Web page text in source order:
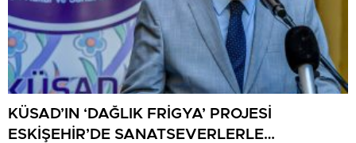
KÜSAD’IN ‘DAĞLIK FRİGYA’ PROJESİ
ESKİŞEHİR’DE SANATSEVERLERLE